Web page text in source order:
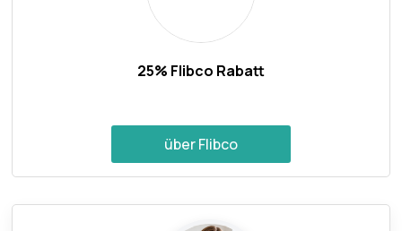
25% Flibco Rabatt
über Flibco